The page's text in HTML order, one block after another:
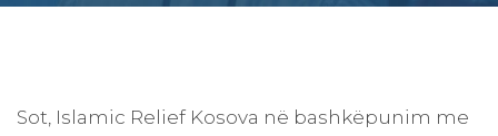
Sot, Islamic Relief Kosova në bashkëpunim me